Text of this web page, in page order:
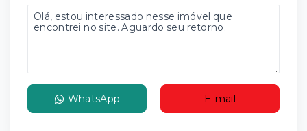
WhatsApp E-mail